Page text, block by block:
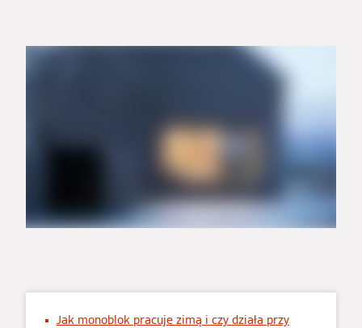
Jak monoblok pracuje zimą i czy działa przy